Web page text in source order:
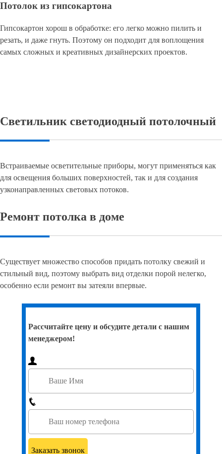
Потолок из гипсокартона
Гипсокартон хорош в обработке: его легко можно пилить и
резать, и даже гнуть. Поэтому он подходит для воплощения
самых сложных и креативных дизайнерских проектов.
Светильник светодиодный потолочный
Встраиваемые осветительные приборы, могут применяться как
для освещения больших поверхностей, так и для создания
узконаправленных световых потоков.
Ремонт потолка в доме
Существует множество способов придать потолку свежий и
стильный вид, поэтому выбрать вид отделки порой нелегко,
особенно если ремонт вы затеяли впервые.
Рассчитайте цену и обсудите детали с нашим
менеджером!